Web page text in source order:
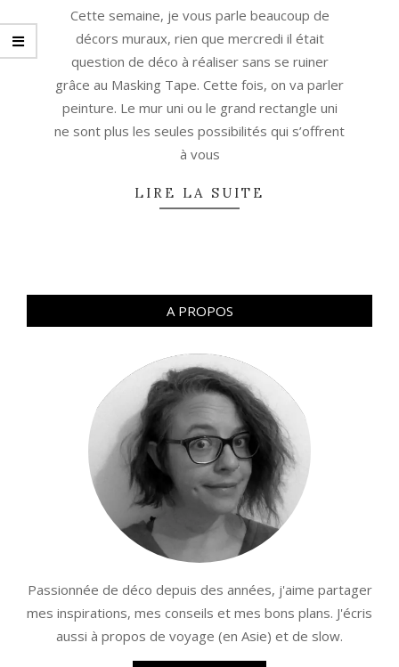
Cette semaine, je vous parle beaucoup de
décors muraux, rien que mercredi il était
question de déco à réaliser sans se ruiner
grâce au Masking Tape. Cette fois, on va parler
peinture. Le mur uni ou le grand rectangle uni
ne sont plus les seules possibilités qui s’offrent
à vous
LIRE LA SUITE
A PROPOS
Passionnée de déco depuis des années, j'aime partager
mes inspirations, mes conseils et mes bons plans. J'écris
aussi à propos de voyage (en Asie) et de slow.